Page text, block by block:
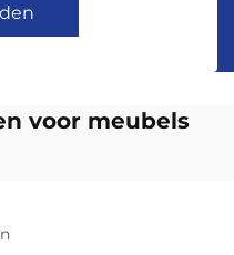
voor meubels